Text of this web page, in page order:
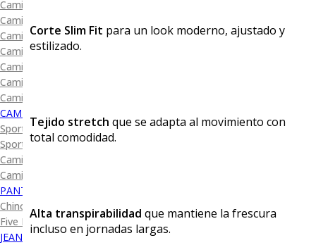
Camisa Blanca
Camisa Performance
Camisa Piqué
Camisa Oxford
Camisa Lisa y Textura
Camisa Diseño
Camisa Cuadro y Raya
CAMISA SPORT
Sport Lisas
Sport Diseño
Camiseta Lisa
Camiseta Diseño
PANTALÓN CASUAL
Chino
Five Pocket
JEANS
Corte Slim Fit para un look moderno, ajustado y
estilizado.
Tejido stretch que se adapta al movimiento con
total comodidad.
Alta transpirabilidad que mantiene la frescura
incluso en jornadas largas.